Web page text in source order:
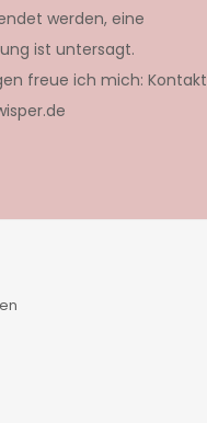
werden, eine
ist untersagt.
freue ich mich: Kontakt